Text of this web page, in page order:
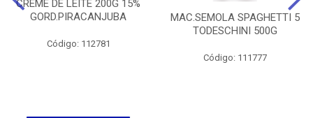
CREME DE LEITE 200G 15%
GORD.PIRACANJUBA
Código: 112781
MAC.SEMOLA SPAGHETTI 5
TODESCHINI 500G
Código: 111777